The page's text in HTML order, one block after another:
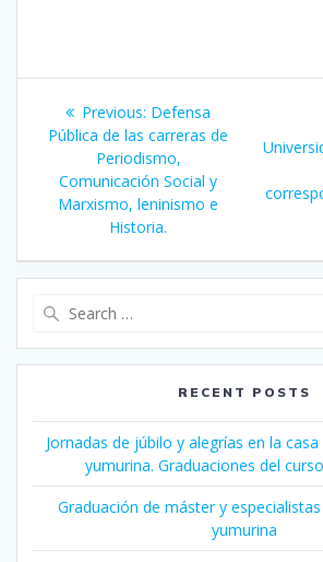
Post
navigation
Previous: Previous
post:
Defensa
Pública de las carreras de
Periodismo,
Comunicación Social y
Marxismo, leninismo e
Historia.
RECENT POSTS
Jornadas de júbilo y alegrías en la
yumurina. Graduaciones del
Graduación de máster y
yumurina